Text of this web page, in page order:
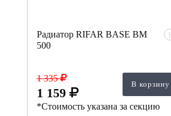
Радиатор RIFAR BASE BM
500
i
1 335
1 159
В корзину
*Стоимость указана за секцию